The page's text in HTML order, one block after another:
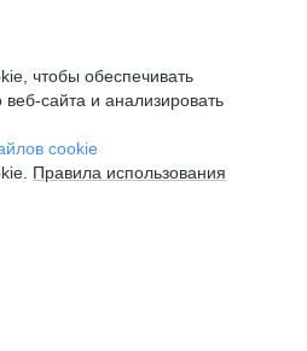
чтобы обеспечивать
сайта и анализировать
cookie
Правила использования